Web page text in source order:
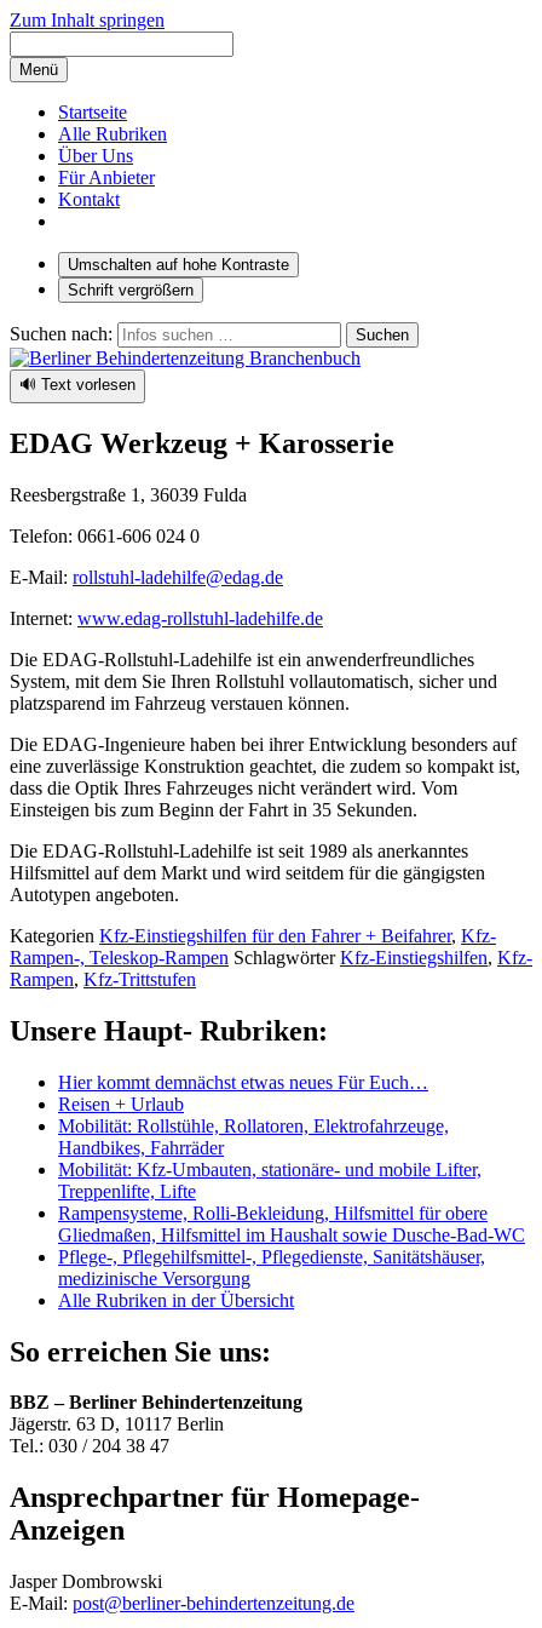
Zum Inhalt springen
Menü
Startseite
Alle Rubriken
Über Uns
Für Anbieter
Kontakt
Umschalten auf hohe Kontraste
Schrift vergrößern
Suchen nach:
🔊 Text vorlesen
EDAG Werkzeug + Karosserie
Reesbergstraße 1, 36039 Fulda
Telefon: 0661-606 024 0
E-Mail: rollstuhl-ladehilfe@edag.de
Internet: www.edag-rollstuhl-ladehilfe.de
Die EDAG-Rollstuhl-Ladehilfe ist ein anwenderfreundliches
System, mit dem Sie Ihren Rollstuhl vollautomatisch, sicher und
platzsparend im Fahrzeug verstauen können.
Die EDAG-Ingenieure haben bei ihrer Entwicklung besonders auf
eine zuverlässige Konstruktion geachtet, die zudem so kompakt ist,
dass die Optik Ihres Fahrzeuges nicht verändert wird. Vom
Einsteigen bis zum Beginn der Fahrt in 35 Sekunden.
Die EDAG-Rollstuhl-Ladehilfe ist seit 1989 als anerkanntes
Hilfsmittel auf dem Markt und wird seitdem für die gängigsten
Autotypen angeboten.
Kategorien Kfz-Einstiegshilfen für den Fahrer + Beifahrer, Kfz-
Rampen-, Teleskop-Rampen SchlagwörterKfz-Einstiegshilfen, Kfz-
Rampen, Kfz-Trittstufen
Unsere Haupt- Rubriken:
Hier kommt demnächst etwas neues Für Euch…
Reisen + Urlaub
Mobilität: Rollstühle, Rollatoren, Elektrofahrzeuge,
Handbikes, Fahrräder
Mobilität: Kfz-Umbauten, stationäre- und mobile Lifter,
Treppenlifte, Lifte
Rampensysteme, Rolli-Bekleidung, Hilfsmittel für obere
Gliedmaßen, Hilfsmittel im Haushalt sowie Dusche-Bad-WC
Pflege-, Pflegehilfsmittel-, Pflegedienste, Sanitätshäuser,
medizinische Versorgung
Alle Rubriken in der Übersicht
So erreichen Sie uns:
BBZ – Berliner Behindertenzeitung
Jägerstr. 63 D, 10117 Berlin
Tel.: 030 / 204 38 47
Ansprechpartner für Homepage-
Anzeigen
Jasper Dombrowski
E-Mail: post@berliner-behindertenzeitung.de